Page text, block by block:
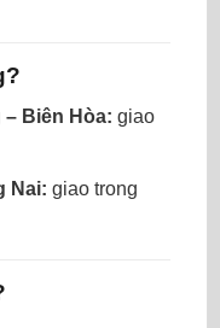
Biên Hòa: giao
Nai: giao trong